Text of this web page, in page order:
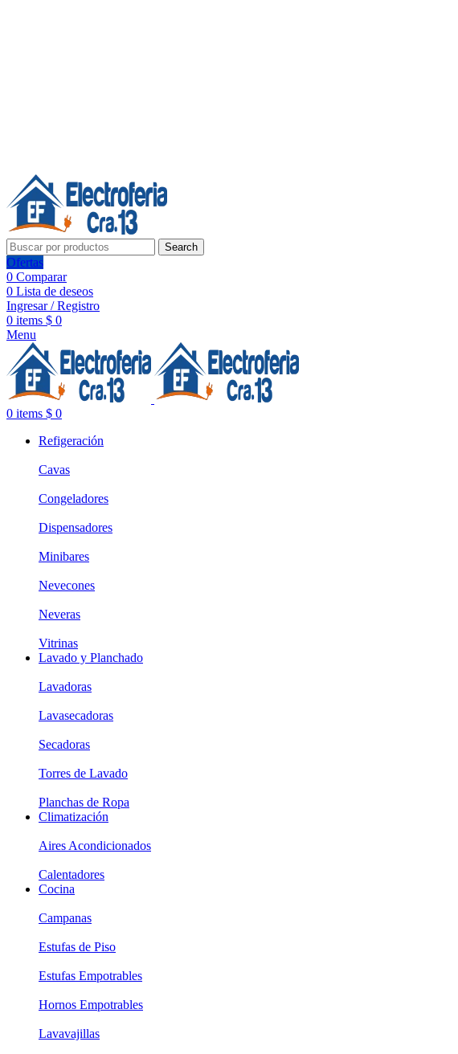
Search
Ofertas
0 Comparar
0 Lista de deseos
Ingresar / Registro
0 items $ 0
Menu
0 items $ 0
Refigeración
Cavas
Congeladores
Dispensadores
Minibares
Nevecones
Neveras
Vitrinas
Lavado y Planchado
Lavadoras
Lavasecadoras
Secadoras
Torres de Lavado
Planchas de Ropa
Climatización
Aires Acondicionados
Calentadores
Cocina
Campanas
Estufas de Piso
Estufas Empotrables
Hornos Empotrables
Lavavajillas